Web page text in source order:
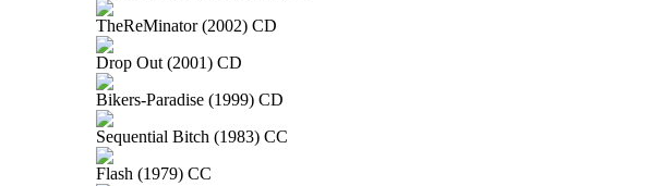
TheReMinator (2002) CD
Drop Out (2001) CD
Bikers-Paradise (1999) CD
Sequential Bitch (1983) CC
Flash (1979) CC